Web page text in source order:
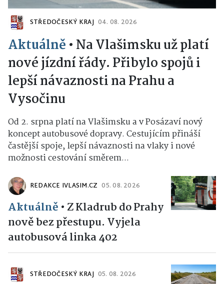
STŘEDOČESKÝ KRAJ 04. 08. 2026
Aktuálně • Na Vlašimsku už platí
nové jízdní řády. Přibylo spojů i
lepší návaznosti na Prahu a
Vysočinu
Od 2. srpna platí na Vlašimsku a v Posázaví nový
koncept autobusové dopravy. Cestujícím přináší
častější spoje, lepší návaznosti na vlaky i nové
možnosti cestování směrem...
REDAKCE IVLASIM.CZ 05. 08. 2026
Aktuálně • Z Kladrub do Prahy
nově bez přestupu. Vyjela
autobusová linka 402
STŘEDOČESKÝ KRAJ 05. 08. 2026